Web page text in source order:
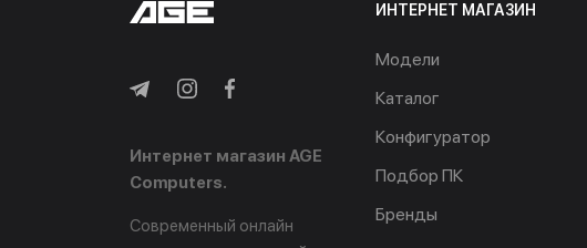
Интернет магазин AGE
Computers.
Современный онлайн
ИНТЕРНЕТ МАГАЗИН
Модели
Каталог
Конфигуратор
Подбор ПК
Бренды